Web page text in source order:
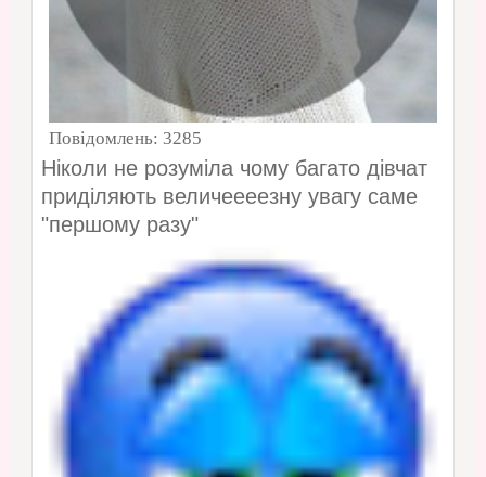
Повідомлень: 3285
Ніколи не розуміла чому багато дівчат
приділяють величеееезну увагу саме
"першому разу"